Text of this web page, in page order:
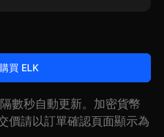
買 ELK
數秒自動更新。加密貨幣
價請以訂單確認頁面顯示為